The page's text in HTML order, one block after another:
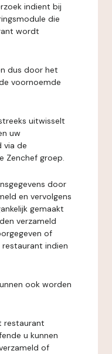
indient bij
die
wordt
dus door het
voornoemde
uitwisselt
uw
via de
Zenchef groep.
door
en vervolgens
gemaakt
verzameld
of
indien
ook worden
restaurant
u kunnen
of